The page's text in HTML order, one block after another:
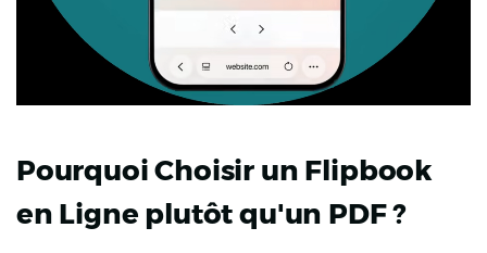
Pourquoi Choisir un Flipbook
en Ligne plutôt qu'un PDF ?